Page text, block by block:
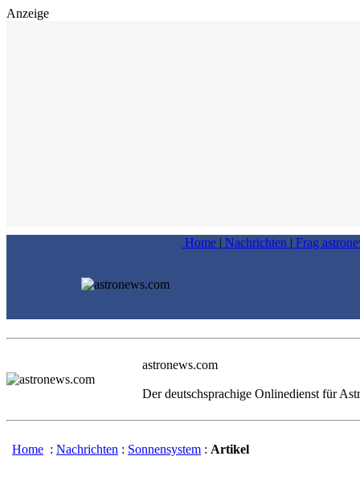
Anzeige
Home | Nachrichten | Frag
astronews.com
Der deutschsprachige Onlinedienst für
Home : Nachrichten : Sonnensystem : Artikel